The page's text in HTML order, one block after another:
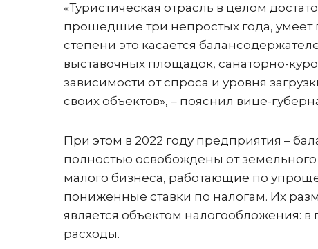
«Туристическая отрасль в целом
прошедшие три непростых года,
степени это касается
выставочных площадок, санаторно-
зависимости от спроса и уровня
своих объектов», – пояснил вице-
При этом в 2022 году предприятия –
полностью освобождены от
малого бизнеса, работающие по
пониженные ставки по налогам. Их
является объектом налогообложения:
расходы.